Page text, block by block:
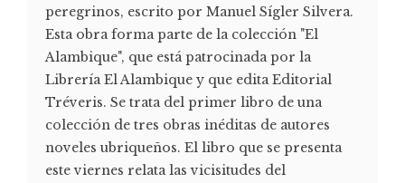
peregrinos, escrito por Manuel Sígler Silvera.
Esta obra forma parte de la colección "El
Alambique", que está patrocinada por la
Librería El Alambique y que edita Editorial
Tréveris. Se trata del primer libro de una
colección de tres obras inéditas de autores
noveles ubriqueños. El libro que se presenta
este viernes relata las vicisitudes del